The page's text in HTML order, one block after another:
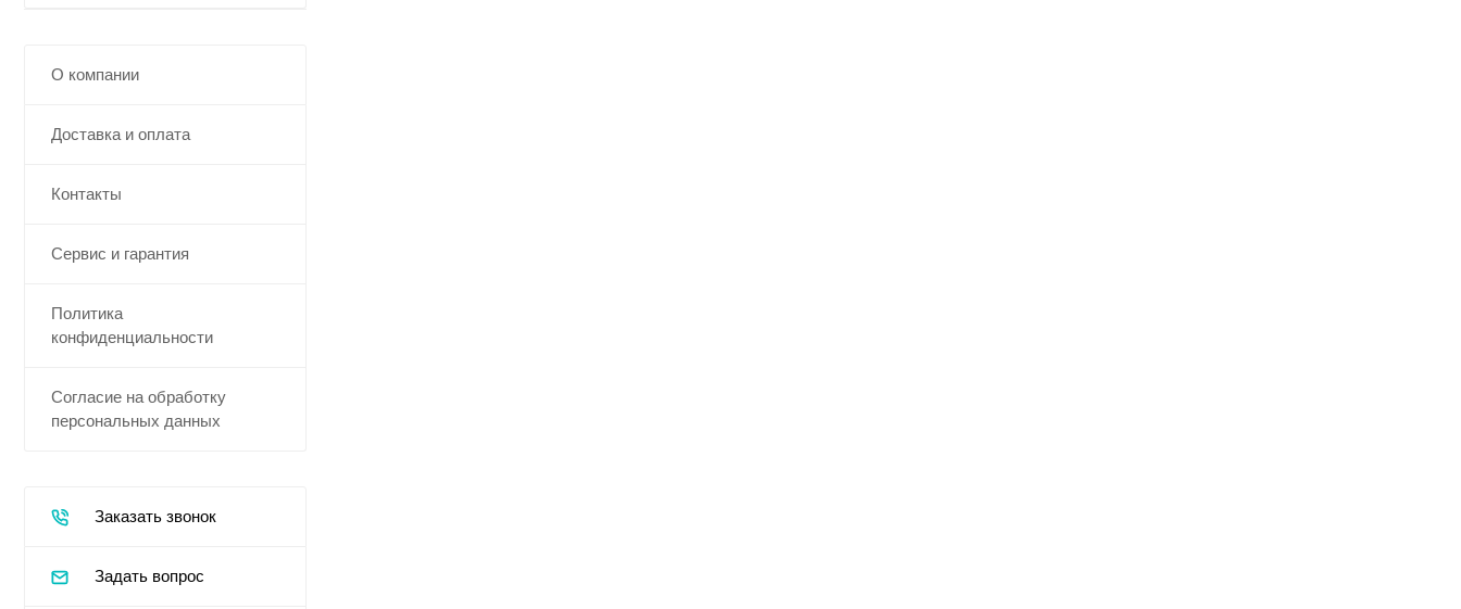
О компании
Доставка и оплата
Контакты
Сервис и гарантия
Политика
конфиденциальности
Согласие на обработку
персональных данных
Заказать звонок
Задать вопрос